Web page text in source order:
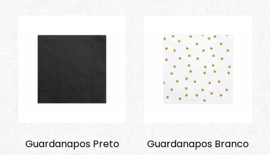
Guardanapos Preto
Guardanapos Branco